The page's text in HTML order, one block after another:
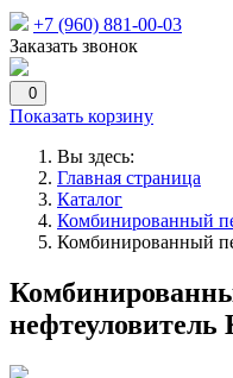
+7 (960) 881-00-03
Заказать звонок
0
Показать корзину
Вы здесь:
Главная страница
Каталог
Комбинированный
Комбинированный